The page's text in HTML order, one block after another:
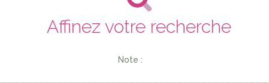
Affinez votre recherche
Note :